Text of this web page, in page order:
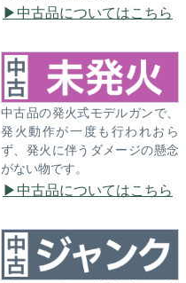
中古品についてはこちら
中古品の発火式モデルガンで、
発火動作が一度も行われおら
ず、発火に伴うダメージの懸念
がない物です。
中古品についてはこちら